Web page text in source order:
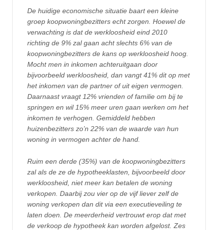
De huidige economische situatie baart een kleine
groep koopwoningbezitters echt zorgen. Hoewel de
verwachting is dat de werkloosheid eind 2010
richting de 9% zal gaan acht slechts 6% van de
koopwoningbezitters de kans op werkloosheid hoog.
Mocht men in inkomen achteruitgaan door
bijvoorbeeld werkloosheid, dan vangt 41% dit op met
het inkomen van de partner of uit eigen vermogen.
Daarnaast vraagt 12% vrienden of familie om bij te
springen en wil 15% meer uren gaan werken om het
inkomen te verhogen. Gemiddeld hebben
huizenbezitters zo’n 22% van de waarde van hun
woning in vermogen achter de hand.
Ruim een derde (35%) van de koopwoningbezitters
zal als de ze de hypotheeklasten, bijvoorbeeld door
werkloosheid, niet meer kan betalen de woning
verkopen. Daarbij zou vier op de vijf liever zelf de
woning verkopen dan dit via een executieveiling te
laten doen. De meerderheid vertrouwt erop dat met
de verkoop de hypotheek kan worden afgelost. Zes